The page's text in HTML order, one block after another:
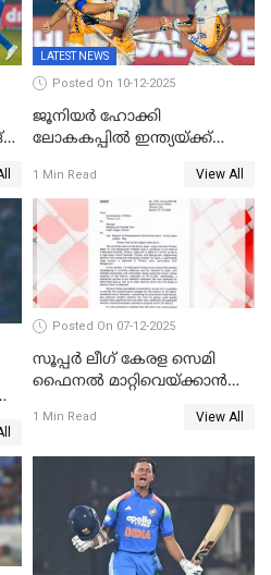
LATEST NEWS
Posted On 10-12-2025
ജൂനിയര്‍ ഹോക്കി
ലോകകപ്പിൽ ഇന്ത്യയ്ക്ക്
1 Min Read View All
Posted On 07-12-2025
സൂപ്പർ ലീഗ് കേരള സെമി
ഫൈനൽ മാറ്റിവെയ്ക്കാൻ
1 Min Read View All